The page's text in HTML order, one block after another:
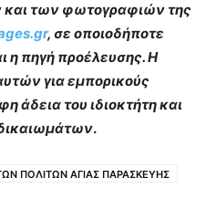
των φωτογραφιών της
, σε οποιοδήποτε
η πηγή προέλευσης. Η
για εμπορικούς
άδεια του ιδιοκτήτη και
.
ΠΟΛΙΤΩΝ ΑΓΙΑΣ ΠΑΡΑΣΚΕΥΗΣ